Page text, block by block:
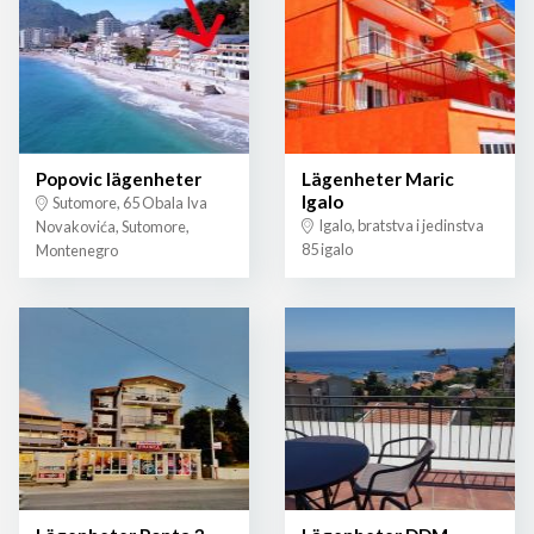
Popovic lägenheter
Sutomore, 65 Obala Iva
Novakovića, Sutomore,
Montenegro
Lägenheter Maric
Igalo
Igalo, bratstva i jedinstva
85 igalo